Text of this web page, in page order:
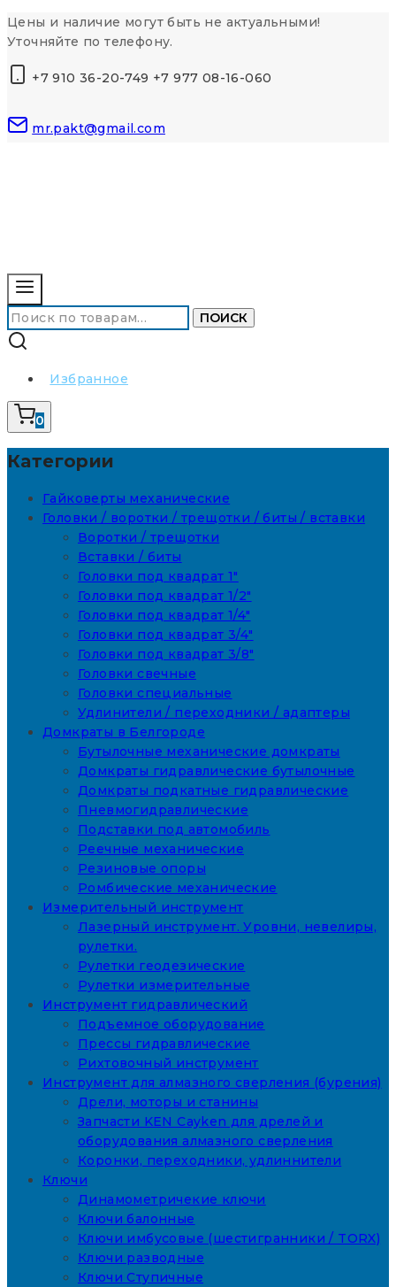
Перейти
к
Цены и наличие могут быть не актуальными!
Уточняйте по телефону.
+7 910 36-20-749 +7 977 08-16-060
mr.pakt@gmail.com
Искать: ПОИСК
Избранное
0
Категории
Гайковерты механические
Головки / воротки / трещотки / биты / вставки
Воротки / трещотки
Вставки / биты
Головки под квадрат 1"
Головки под квадрат 1/2"
Головки под квадрат 1/4"
Головки под квадрат 3/4"
Головки под квадрат 3/8"
Головки свечные
Головки специальные
Удлинители / переходники / адаптеры
Домкраты в Белгороде
Бутылочные механические домкраты
Домкраты гидравлические бутылочные
Домкраты подкатные гидравлические
Пневмогидравлические
Подставки под автомобиль
Реечные механические
Резиновые опоры
Ромбические механические
Измерительный инструмент
Лазерный инструмент. Уровни, невелиры,
рулетки.
Рулетки геодезические
Рулетки измерительные
Инструмент гидравлический
Подъемное оборудование
Прессы гидравлические
Рихтовочный инструмент
Инструмент для алмазного сверления (бурения)
Дрели, моторы и станины
Запчасти KEN Cayken для дрелей и
оборудования алмазного сверления
Коронки, переходники, удлиннители
Ключи
Динамометричекие ключи
Ключи балонные
Ключи имбусовые (шестигранники / TORX)
Ключи разводные
Ключи Ступичные